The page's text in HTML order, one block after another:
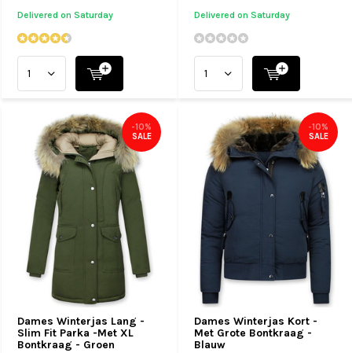
Delivered on Saturday Delivered on Saturday
Dames Winterjas Lang -
Slim Fit Parka -Met XL
Bontkraag - Groen
-10%
SALE
Dames Winterjas Kort -
Met Grote Bontkraag -
Blauw
-10%
SALE